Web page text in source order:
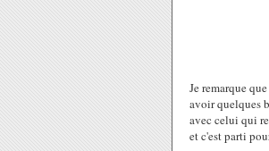
Je remarque
avoir quelques
avec celui qui
et c'est parti